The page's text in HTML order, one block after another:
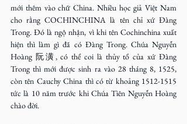
mới thêm vào chữ China. Nhiều học giả Việt Nam
cho rằng COCHINCHINA là tên chỉ xứ Đàng
Trong. Đó là ngộ nhận, vì khi tên Cochinchina xuất
hiện thì làm gì đã có Đàng Trong. Chúa Nguyễn
Hoàng 阮潢, có thể coi là thủy tổ của xứ Đàng
Trong thì mới được sinh ra vào 28 tháng 8, 1525,
còn tên Cauchy China thì có từ khoảng 1512-1515
tức là 10 năm trước khi Chúa Tiên Nguyễn Hoàng
chào đời.